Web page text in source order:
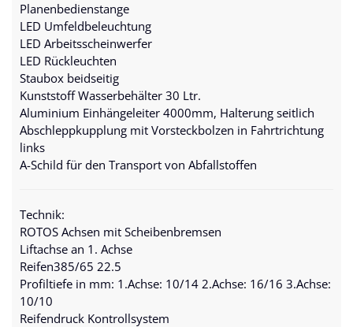
Planenbedienstange
LED Umfeldbeleuchtung
LED Arbeitsscheinwerfer
LED Rückleuchten
Staubox beidseitig
Kunststoff Wasserbehälter 30 Ltr.
Aluminium Einhängeleiter 4000mm, Halterung seitlich
Abschleppkupplung mit Vorsteckbolzen in Fahrtrichtung
links
A-Schild für den Transport von Abfallstoffen
Technik:
ROTOS Achsen mit Scheibenbremsen
Liftachse an 1. Achse
Reifen385/65 22.5
Profiltiefe in mm: 1.Achse: 10/14 2.Achse: 16/16 3.Achse:
10/10
Reifendruck Kontrollsystem